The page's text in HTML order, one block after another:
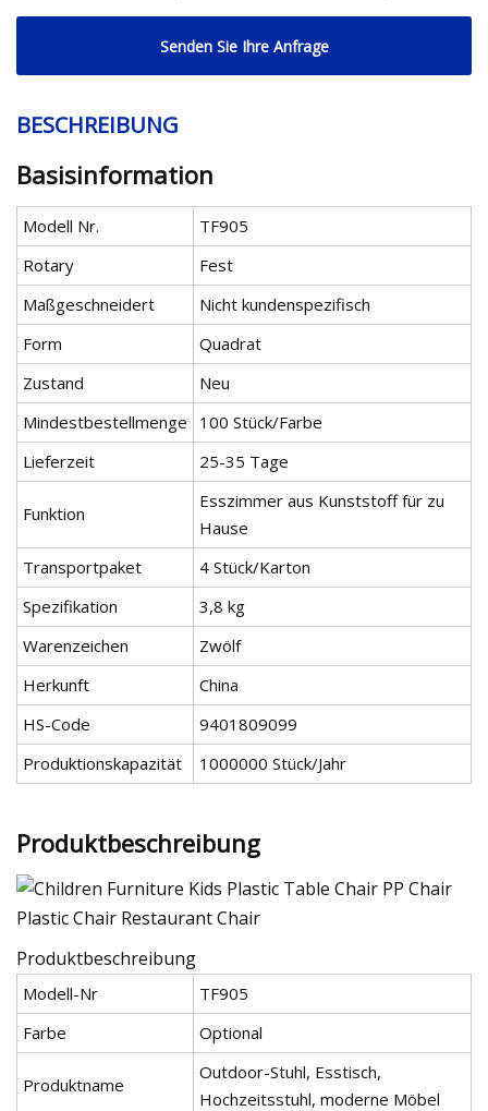
Senden Sie Ihre Anfrage
BESCHREIBUNG
Basisinformation
Modell Nr.
TF905
Rotary
Fest
Maßgeschneidert
Nicht kundenspezifisch
Form
Quadrat
Zustand
Neu
Mindestbestellmenge
100 Stück/Farbe
Lieferzeit
25-35 Tage
Funktion
Esszimmer aus Kunststoff für zu
Hause
Transportpaket
4 Stück/Karton
Spezifikation
3,8 kg
Warenzeichen
Zwölf
Herkunft
China
HS-Code
9401809099
Produktionskapazität
1000000 Stück/Jahr
Produktbeschreibung
Produktbeschreibung
Modell-Nr
TF905
Farbe
Optional
Produktname
Outdoor-Stuhl, Esstisch,
Hochzeitsstuhl, moderne Möbel